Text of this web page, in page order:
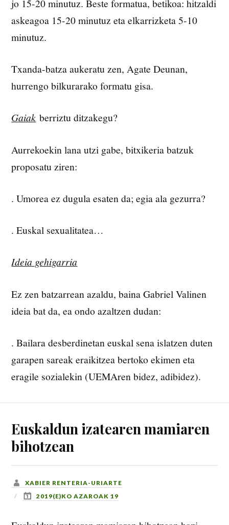
jo 15-20 minutuz. Beste formatua, betikoa: hitzaldi
askeagoa 15-20 minutuz eta elkarrizketa 5-10
minutuz.
Txanda-batza aukeratu zen, Agate Deunan,
hurrengo bilkurarako formatu gisa.
Gaiak berriztu ditzakegu?
Aurrekoekin lana utzi gabe, bitxikeria batzuk
proposatu ziren:
. Umorea ez dugula esaten da; egia ala gezurra?
. Euskal sexualitatea…
Ideia gehigarria
Ez zen batzarrean azaldu, baina Gabriel Valinen
ideia bat da, ea ondo azaltzen dudan:
. Bailara desberdinetan euskal sena islatzen duten
garapen sareak eraikitzea bertoko ekimen eta
eragile sozialekin (UEMAren bidez, adibidez).
Euskaldun izatearen mamiaren
bihotzean
XABIER RENTERIA-URIARTE
2019(E)KO AZAROAK 19